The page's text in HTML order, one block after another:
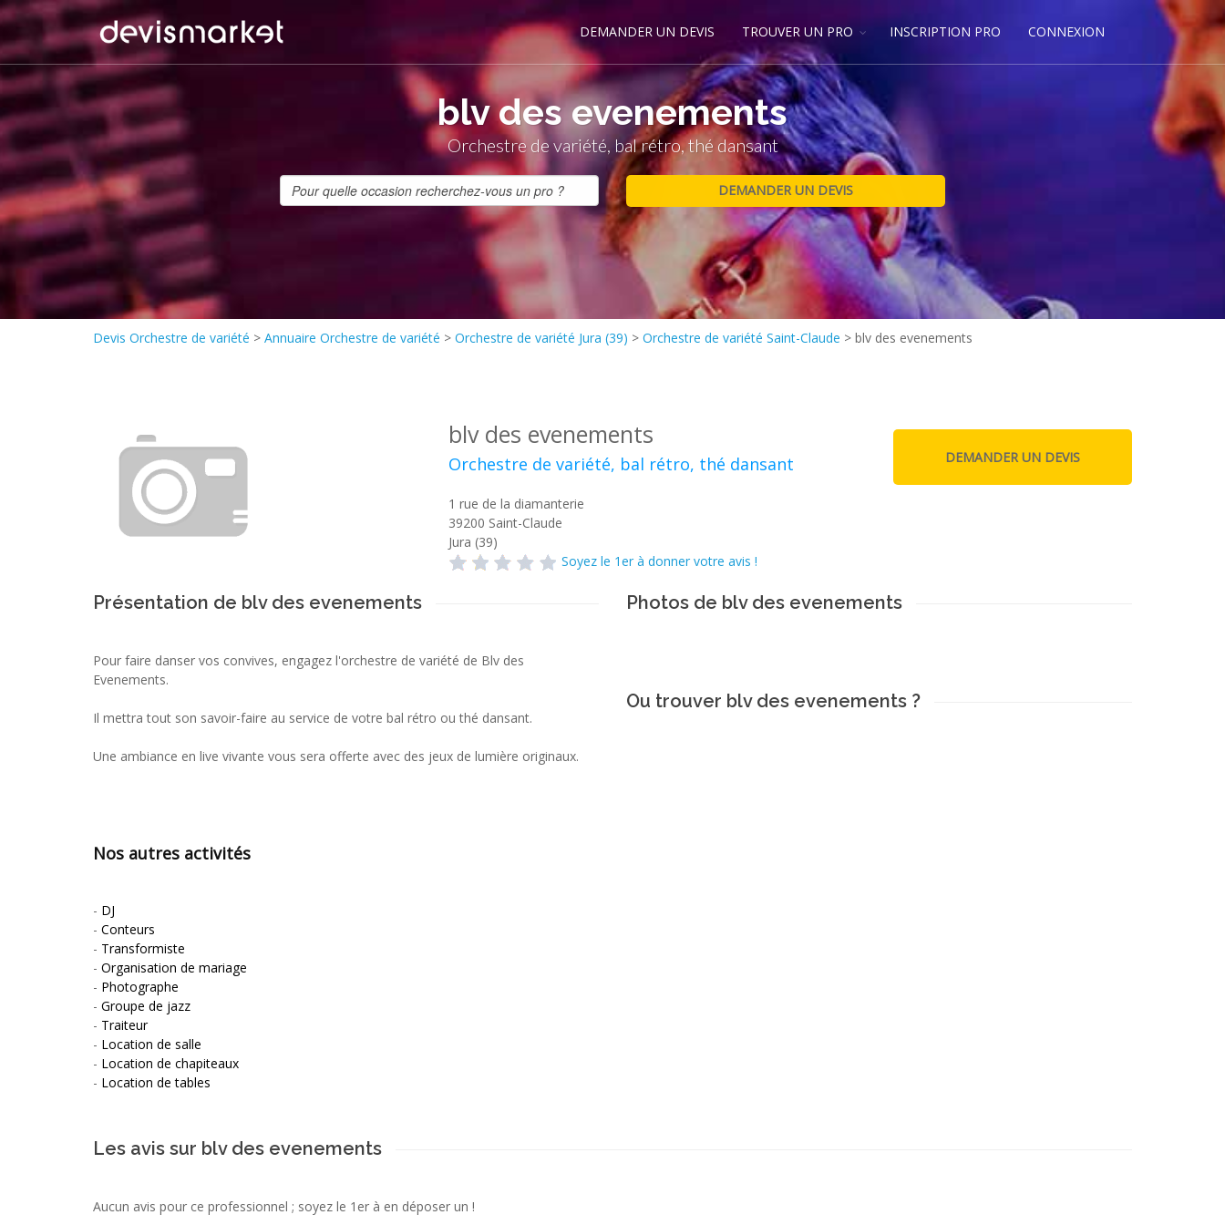
DEMANDER UN DEVIS TROUVER UN PRO INSCRIPTION PRO CONNEXION
blv des evenements
Orchestre de variété, bal rétro, thé dansant
Devis Orchestre de variété > Annuaire Orchestre de variété > Orchestre de variété Jura (39) > Orchestre de variété Saint-Claude > blv des evenements
blv des evenements
Orchestre de variété, bal rétro, thé dansant
1 rue de la diamanterie
39200 Saint-Claude
Jura (39)
Soyez le 1er à donner votre avis !
Présentation de blv des evenements
Pour faire danser vos convives, engagez l'orchestre de variété de Blv des
Evenements.
Il mettra tout son savoir-faire au service de votre bal rétro ou thé dansant.
Une ambiance en live vivante vous sera offerte avec des jeux de lumière originaux.
Nos autres activités
- DJ
- Conteurs
- Transformiste
- Organisation de mariage
- Photographe
- Groupe de jazz
- Traiteur
- Location de salle
- Location de chapiteaux
- Location de tables
Photos de blv des evenements
Ou trouver blv des evenements ?
Les avis sur blv des evenements
Aucun avis pour ce professionnel ; soyez le 1er à en déposer un !